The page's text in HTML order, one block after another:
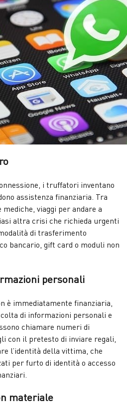
i truffatori inventano
assistenza finanziaria. Tra
viaggi per andare a
altra crisi che richieda urgenti
di trasferimento
bancario, gift card o moduli non
personali
è immediatamente finanziaria,
di informazioni personali e
chiamare numeri di
con il pretesto di inviare regali,
l’identità della vittima, che
per furto di identità o accesso
materiale